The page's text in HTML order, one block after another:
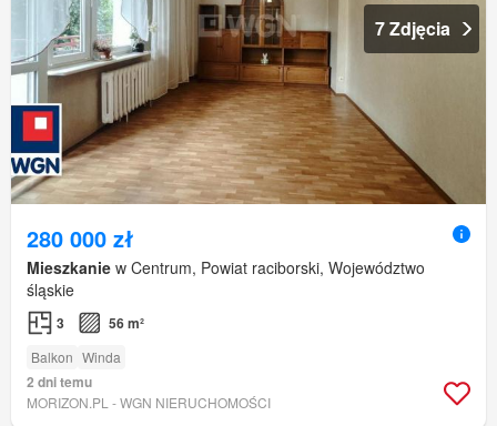
7 Zdjęcia
280 000 zł
Mieszkanie w Centrum, Powiat raciborski, Województwo
śląskie
3 56 m²
Balkon Winda
2 dni temu
MORIZON.PL - WGN NIERUCHOMOŚCI